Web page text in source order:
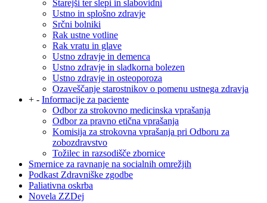
Starejši ter slepi in slabovidni
Ustno in splošno zdravje
Srčni bolniki
Rak ustne votline
Rak vratu in glave
Ustno zdravje in demenca
Ustno zdravje in sladkorna bolezen
Ustno zdravje in osteoporoza
Ozaveščanje starostnikov o pomenu ustnega zdravja
+ - Informacije za paciente
Odbor za strokovno medicinska vprašanja
Odbor za pravno etična vprašanja
Komisija za strokovna vprašanja pri Odboru za
zobozdravstvo
Tožilec in razsodišče zbornice
Smernice za ravnanje na socialnih omrežjih
Podkast Zdravniške zgodbe
Paliativna oskrba
Novela ZZDej